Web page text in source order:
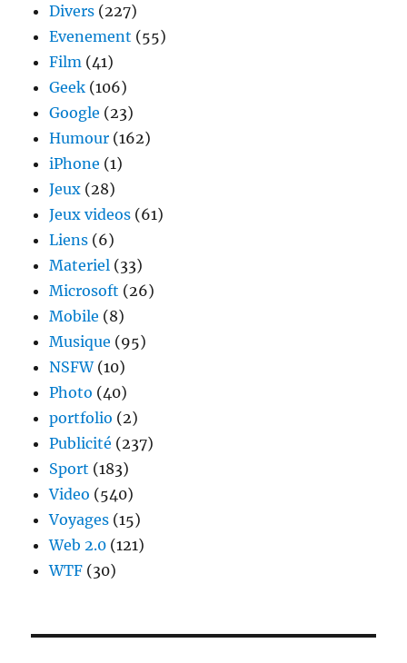
Divers (227)
Evenement (55)
Film (41)
Geek (106)
Google (23)
Humour (162)
iPhone (1)
Jeux (28)
Jeux videos (61)
Liens (6)
Materiel (33)
Microsoft (26)
Mobile (8)
Musique (95)
NSFW(10)
Photo (40)
portfolio (2)
Publicité (237)
Sport (183)
Video (540)
Voyages (15)
Web 2.0 (121)
WTF (30)